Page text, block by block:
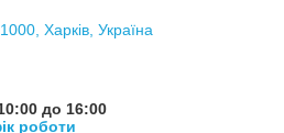
Харків, Україна
до 16:00
роботи